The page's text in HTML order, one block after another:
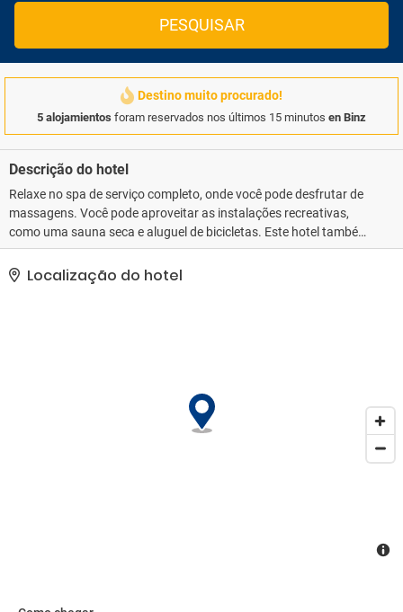
PESQUISAR
Destino muito procurado!
5 alojamientos foram reservados nos últimos 15 minutos en Binz
Descrição do hotel
Relaxe no spa de serviço completo, onde você pode desfrutar de
massagens. Você pode aproveitar as instalações recreativas,
como uma sauna seca e aluguel de bicicletas. Este hotel também
oferece Wi-Fi de cortesia, assistência com excursões/ingressos e
área para piquenique.. A Hotelstars Union é a entidade
responsável por atribuir classificações por estrelas em Alemanha.
Localização do hotel